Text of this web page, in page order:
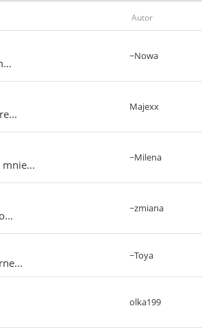
Autor
~Nowa
Majexx
~Milena
~zmiana
~Toya
olka199